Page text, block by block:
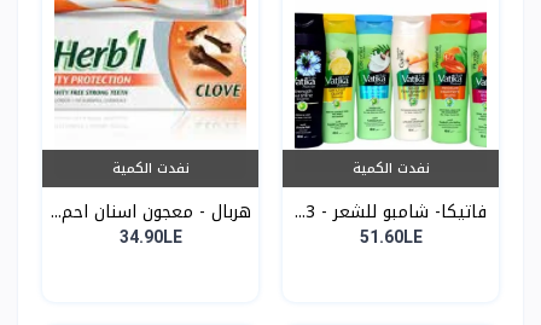
نفدت الكمية
فاتيكا- شامبو للشعر - 3...
51.60LE
نفدت الكمية
هربال - معجون اسنان احم...
34.90LE